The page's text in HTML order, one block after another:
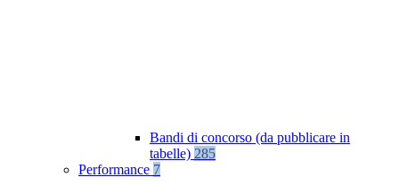
Bandi di concorso (da pubblicare in
tabelle) 285
Performance 7